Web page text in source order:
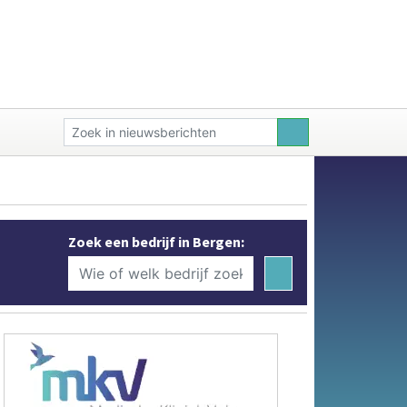
Zoek een bedrijf in Bergen: